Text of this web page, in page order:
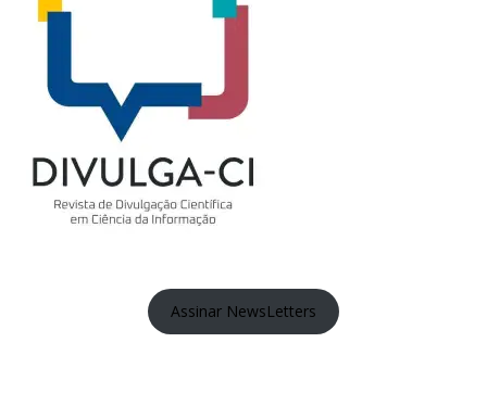
Assinar NewsLetters